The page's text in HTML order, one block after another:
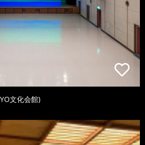
文化会館)